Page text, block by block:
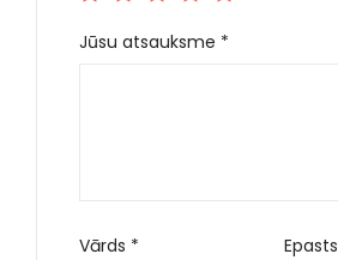
Jūsu atsauksme *
Vārds * Epasts